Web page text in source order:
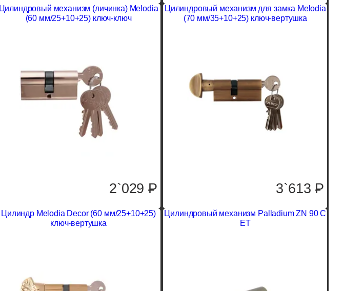
Цилиндровый механизм (личинка) Melodia
(60 мм/25+10+25) ключ-ключ
2`029P
Цилиндровый механизм для замка Melodia
(70 мм/35+10+25) ключ-вертушка
3`613P
Цилиндр Melodia Decor (60 мм/25+10+25)
ключ-вертушка
Цилиндровый механизм Palladium ZN 90 C
ET